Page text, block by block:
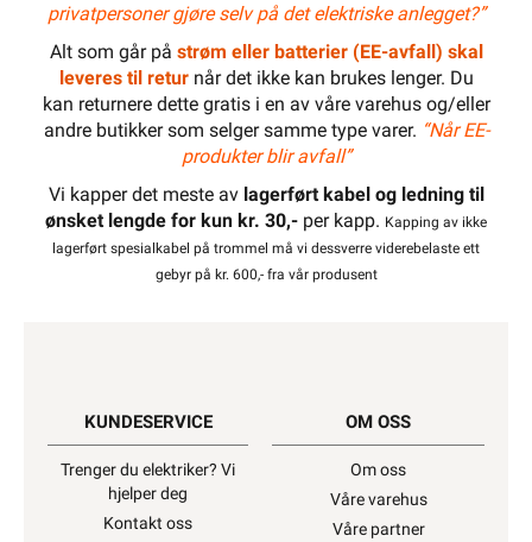
privatpersoner gjøre selv på det elektriske anlegget?”
Alt som går på strøm eller batterier (EE-avfall) skal
leveres til returnår det ikke kan brukes lenger. Du
kan returnere dette gratis i en av våre varehus og/eller
andre butikker som selger samme type varer. “Når EE-
produkter blir avfall”
Vi kapper det meste av lagerført kabel og ledning til
ønsket lengde for kun kr. 30,- per kapp. Kapping av ikke
lagerført spesialkabel på trommel må vi dessverre viderebelaste ett
gebyr på kr. 600,- fra vår produsent
KUNDESERVICE
Trenger du elektriker? Vi
hjelper deg
Kontakt oss
OM OSS
Om oss
Våre varehus
Våre partner